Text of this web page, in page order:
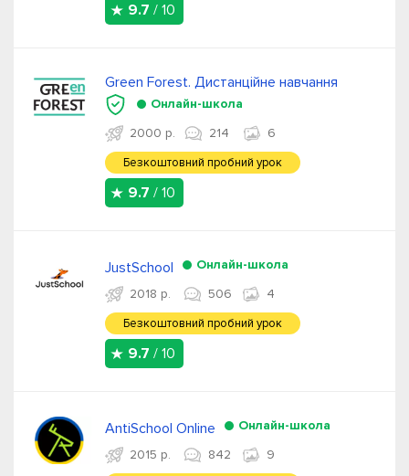
9.7 / 10
Green Forest. Дистанційне навчання
Онлайн-школа
2000 р.
214 6
Безкоштовний пробний урок
9.7 / 10
JustSchool
Онлайн-школа
2018 р.
506 4
Безкоштовний пробний урок
9.7 / 10
AntiSchool Online
Онлайн-школа
2015 р.
842 9